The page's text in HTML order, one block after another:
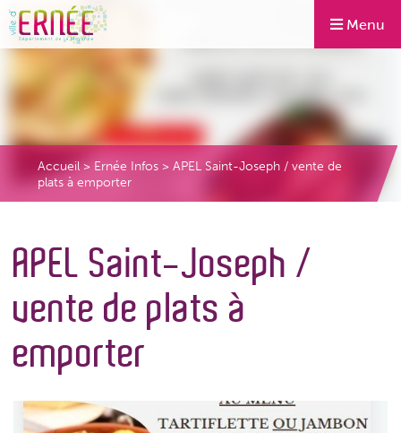
Menu
Accueil > Ernée Infos > APEL Saint-Joseph / vente de
plats à emporter
APEL Saint-Joseph /
vente de plats à
emporter